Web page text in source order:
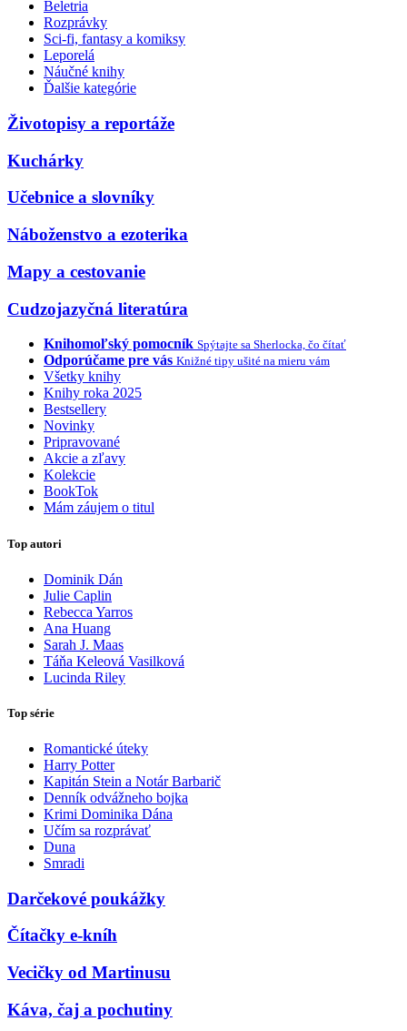
Beletria
Rozprávky
Sci-fi, fantasy a komiksy
Leporelá
Náučné knihy
Ďalšie kategórie
Životopisy a reportáže
Kuchárky
Učebnice a slovníky
Náboženstvo a ezoterika
Mapy a cestovanie
Cudzojazyčná literatúra
Knihomoľský pomocník Spýtajte sa Sherlocka, čo čítať
Odporúčame pre vás Knižné tipy ušité na mieru vám
Všetky knihy
Knihy roka 2025
Bestsellery
Novinky
Pripravované
Akcie a zľavy
Kolekcie
BookTok
Mám záujem o titul
Top autori
Dominik Dán
Julie Caplin
Rebecca Yarros
Ana Huang
Sarah J. Maas
Táňa Keleová Vasilková
Lucinda Riley
Top série
Romantické úteky
Harry Potter
Kapitán Stein a Notár Barbarič
Denník odvážneho bojka
Krimi Dominika Dána
Učím sa rozprávať
Duna
Smradi
Darčekové poukážky
Čítačky e-kníh
Vecičky od Martinusu
Káva, čaj a pochutiny